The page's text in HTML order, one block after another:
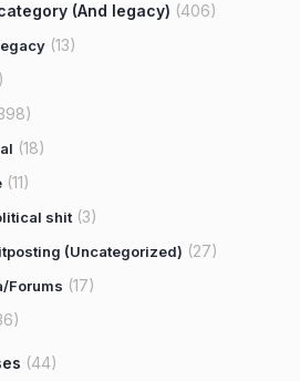
(And legacy) (406)
(13)
(18)
(11)
shit (3)
(Uncategorized) (27)
Forums (17)
(44)